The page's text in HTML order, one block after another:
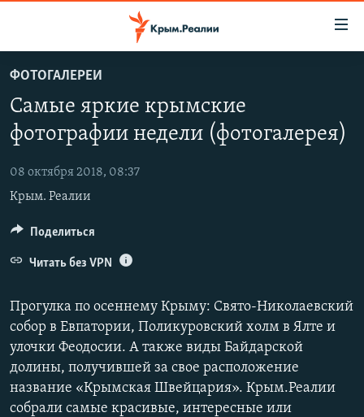
основному
содержанию
Вернутся
навигации
Вернутся
поиску
СПЕЦПРОЕКТЫ
ГРУЗ 200
КАРТА ВОЕННЫХ ОБЪЕКТОВ КРЫМА
11 ЛЕТ ОККУПАЦИИ КРЫМА. 11 ИСТОРИЙ СОПРОТИВЛЕНИЯ
ВОДА
ИСТОРИЯ
ЕЩЕ
ИНТЕРАКТИВ
ИНФОГРАФИКА
СОВЕТЫ ПРАВОЗАЩИТНИКОВ
ПРОПАВШИЕ БЕЗ ВЕСТИ
ПОБЕДИТЕЛЕЙ НЕ СУДЯТ?
КРЫМ.НЕПОКОРЕННЫЙ
РАДІО СВОБОДА
КАК ОБОЙТИ БЛОКИРОВКУ
Українською
Qırımtatar
ПРИСОЕДИНЯЙТЕСЬ!
ФОТОГАЛЕРЕИ
Самые яркие крымские
фотографии недели (фотогалерея)
08 октября 2018, 08:37
Крым. Реалии
Прогулка по осеннему Крыму: Свято-Николаевский
собор в Евпатории, Поликуровский холм в Ялте и
улочки Феодосии. А также виды Байдарской
долины, получившей за свое расположение
название «Крымская Швейцария». Крым.Реалии
собрали самые красивые, интересные или
Поделиться
Читать без VPN